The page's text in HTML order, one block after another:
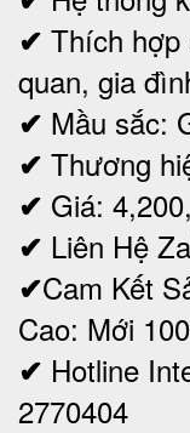
✔ Thích hợp
quan, gia
✔ Mầu sắc:
✔ Thương
✔ Giá:
✔ Liên Hệ
✔Cam Kết
Cao: Mới
✔ Hotline
2770404